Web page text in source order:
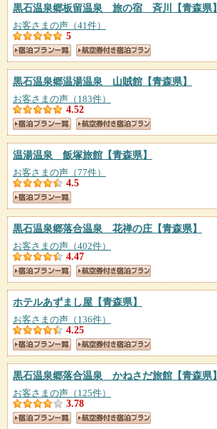
黒石温泉郷板留温泉 旅の宿 斉川 【青森県】
お客さまの声（41件）
5
黒石温泉郷温湯温泉 山賊館 【青森県】
お客さまの声（183件）
4.52
温湯温泉 飯塚旅館 【青森県】
お客さまの声（77件）
4.5
黒石温泉郷落合温泉 花禅の庄 【青森県】
お客さまの声（402件）
4.47
ホテルあずまし屋 【青森県】
お客さまの声（136件）
4.25
黒石温泉郷落合温泉 かねさだ旅館 【青森県】
お客さまの声（125件）
3.78